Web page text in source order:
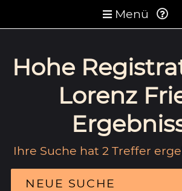
Menü
Hohe
Lorenz
Ihre Suche hat 2 Treffer
NEUE SUCHE